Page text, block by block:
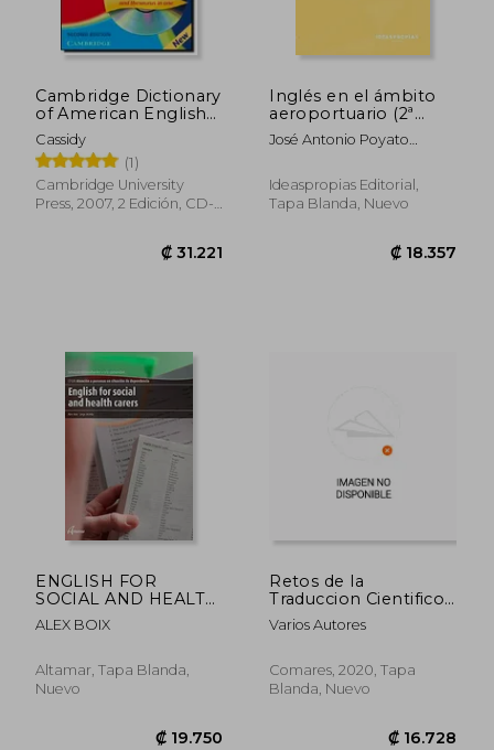
Cambridge Dictionary
of American English
Camb Dict American
eng With cd 2ed (en
Inglés)
Cassidy
(1)
Cambridge University
Press, 2007, 2 Edición, CD-
Inglés en el ámbito
aeroportuario (2ª
edición) (Transporte y
mantenimiento de
José Antonio Poyato
Ideaspropias Editorial,
Tapa Blanda, Nuevo
ENGLISH FOR
SOCIAL AND HEALTH
CARERES
ALEX BOIX
Altamar, Tapa Blanda,
Nuevo
Retos de la
Traduccion Cientifico
Tecnica
Varios Autores
Comares, 2020, Tapa
Blanda, Nuevo